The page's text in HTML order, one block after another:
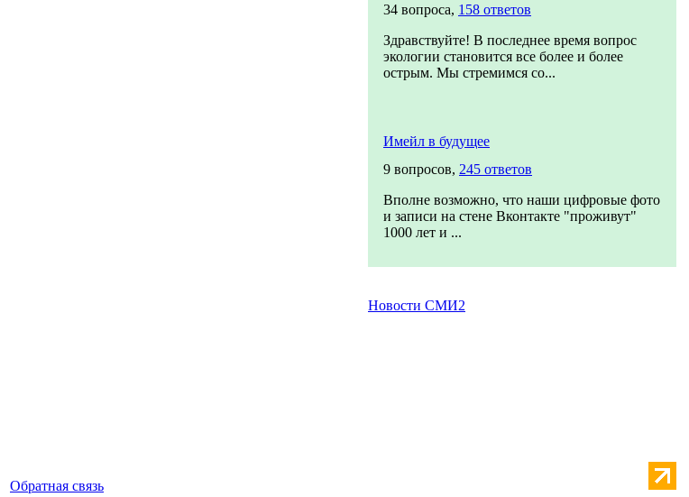
34 вопроса, 158 ответов
Здравствуйте! В последнее время вопрос
экологии становится все более и более
острым. Мы стремимся со...
Имейл в будущее
9 вопросов, 245 ответов
Вполне возможно, что наши цифровые фото
и записи на стене Вконтакте "проживут"
1000 лет и ...
Новости СМИ2
Обратная связь